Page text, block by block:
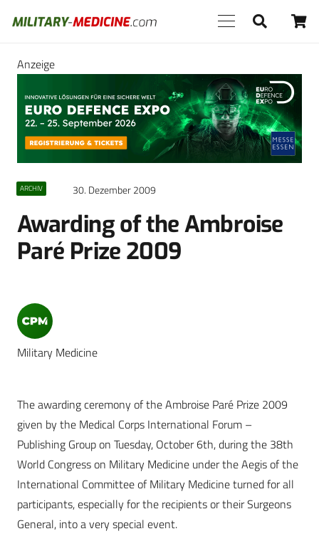
Anzeige
ARCHIV 30. Dezember 2009
Awarding of the Ambroise
Paré Prize 2009
Military Medicine
The awarding ceremony of the Ambroise Paré Prize 2009
given by the Medical Corps International Forum –
Publishing Group on Tuesday, October 6th, during the 38th
World Congress on Military Medicine under the Aegis of the
International Committee of Military Medicine turned for all
participants, especially for the recipients or their Surgeons
General, into a very special event.